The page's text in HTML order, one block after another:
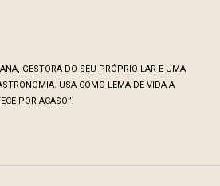
GESTORA DO SEU PRÓPRIO LAR E UMA
USA COMO LEMA DE VIDA A
POR ACASO”.